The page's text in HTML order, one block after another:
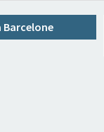
Barcelone